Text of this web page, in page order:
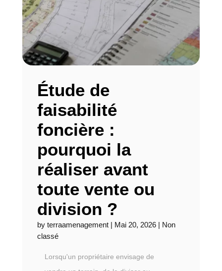
Étude de
faisabilité
foncière :
pourquoi la
réaliser avant
toute vente ou
division ?
by terraamenagement| Mai 20, 2026| Non
classé
Lorsqu'un propriétaire envisage de